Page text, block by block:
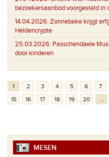
bezoekersaanbod voorgesteld in
14.04.2026: Zonnebeke krijgt
Heldencrypte
25.03.2026: Passchendaele
door kinderen
1 2 3 4 5 6 7
15
16 17 18 19 20
MESEN